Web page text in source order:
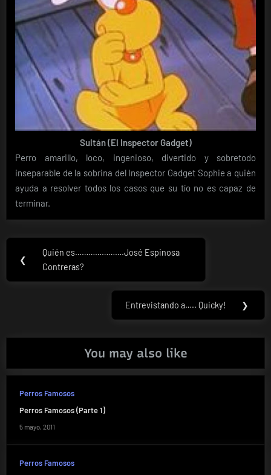
Sultán (El Inspector Gadget)
Perro amarillo, loco, ingenioso, divertido y sobretodo
inseparable de la sobrina del Inspector Gadget Sophie a quién
ayuda a resolver todos los casos que su tío no es capaz de
terminar.
Navegación
de
❮
Previous
Post:
Quién es………………….José Espinosa
Contreras?
Next
Entrevistando a….. Quicky! ❯
You may also like
Perros Famosos
Perros Famosos (Parte 1)
5 mayo, 2011
Perros Famosos